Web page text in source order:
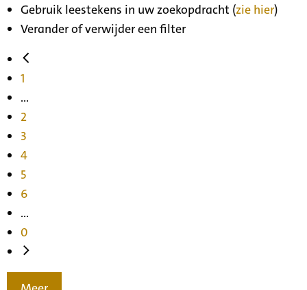
Gebruik leestekens in uw zoekopdracht (zie hier)
Verander of verwijder een filter
1
...
2
3
4
5
6
...
0